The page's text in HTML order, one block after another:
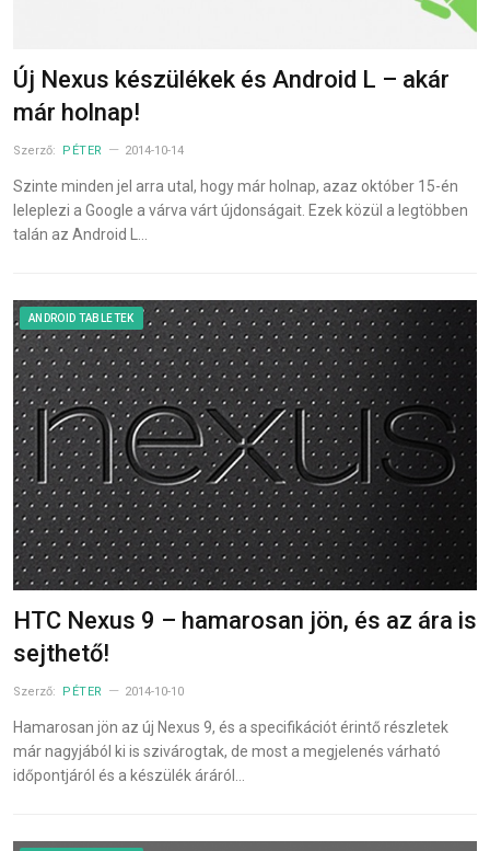
Új Nexus készülékek és Android L – akár
már holnap!
Szerző: PÉTER 2014-10-14
Szinte minden jel arra utal, hogy már holnap, azaz október 15-én
leleplezi a Google a várva várt újdonságait. Ezek közül a legtöbben
talán az Android L…
ANDROID TABLETEK
HTC Nexus 9 – hamarosan jön, és az ára is
sejthető!
Szerző: PÉTER 2014-10-10
Hamarosan jön az új Nexus 9, és a specifikációt érintő részletek
már nagyjából ki is szivárogtak, de most a megjelenés várható
időpontjáról és a készülék áráról…